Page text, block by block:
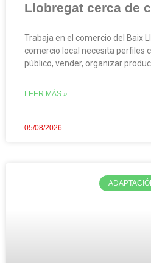
Llobregat cerca de
Trabaja en el comercio del Baix
comercio local necesita perfiles
público, vender, organizar
LEER MÁS »
05/08/2026